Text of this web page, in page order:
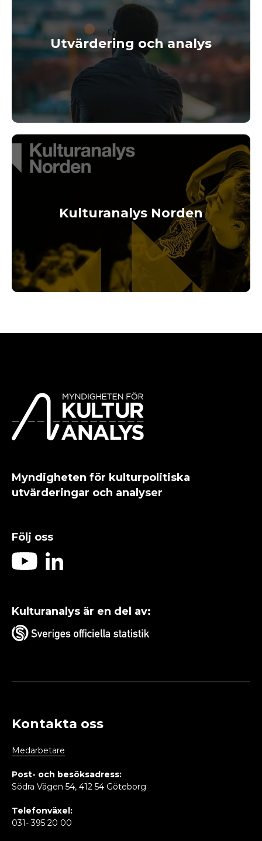
Utvärdering och analys
Kulturanalys Norden
Myndigheten för kulturpolitiska
utvärderingar och analyser
Följ oss
Kulturanalys är en del av:
Kontakta oss
Medarbetare
Post- och besöksadress:
Södra Vägen 54, 412 54 Göteborg
Telefonväxel:
031- 395 20 00